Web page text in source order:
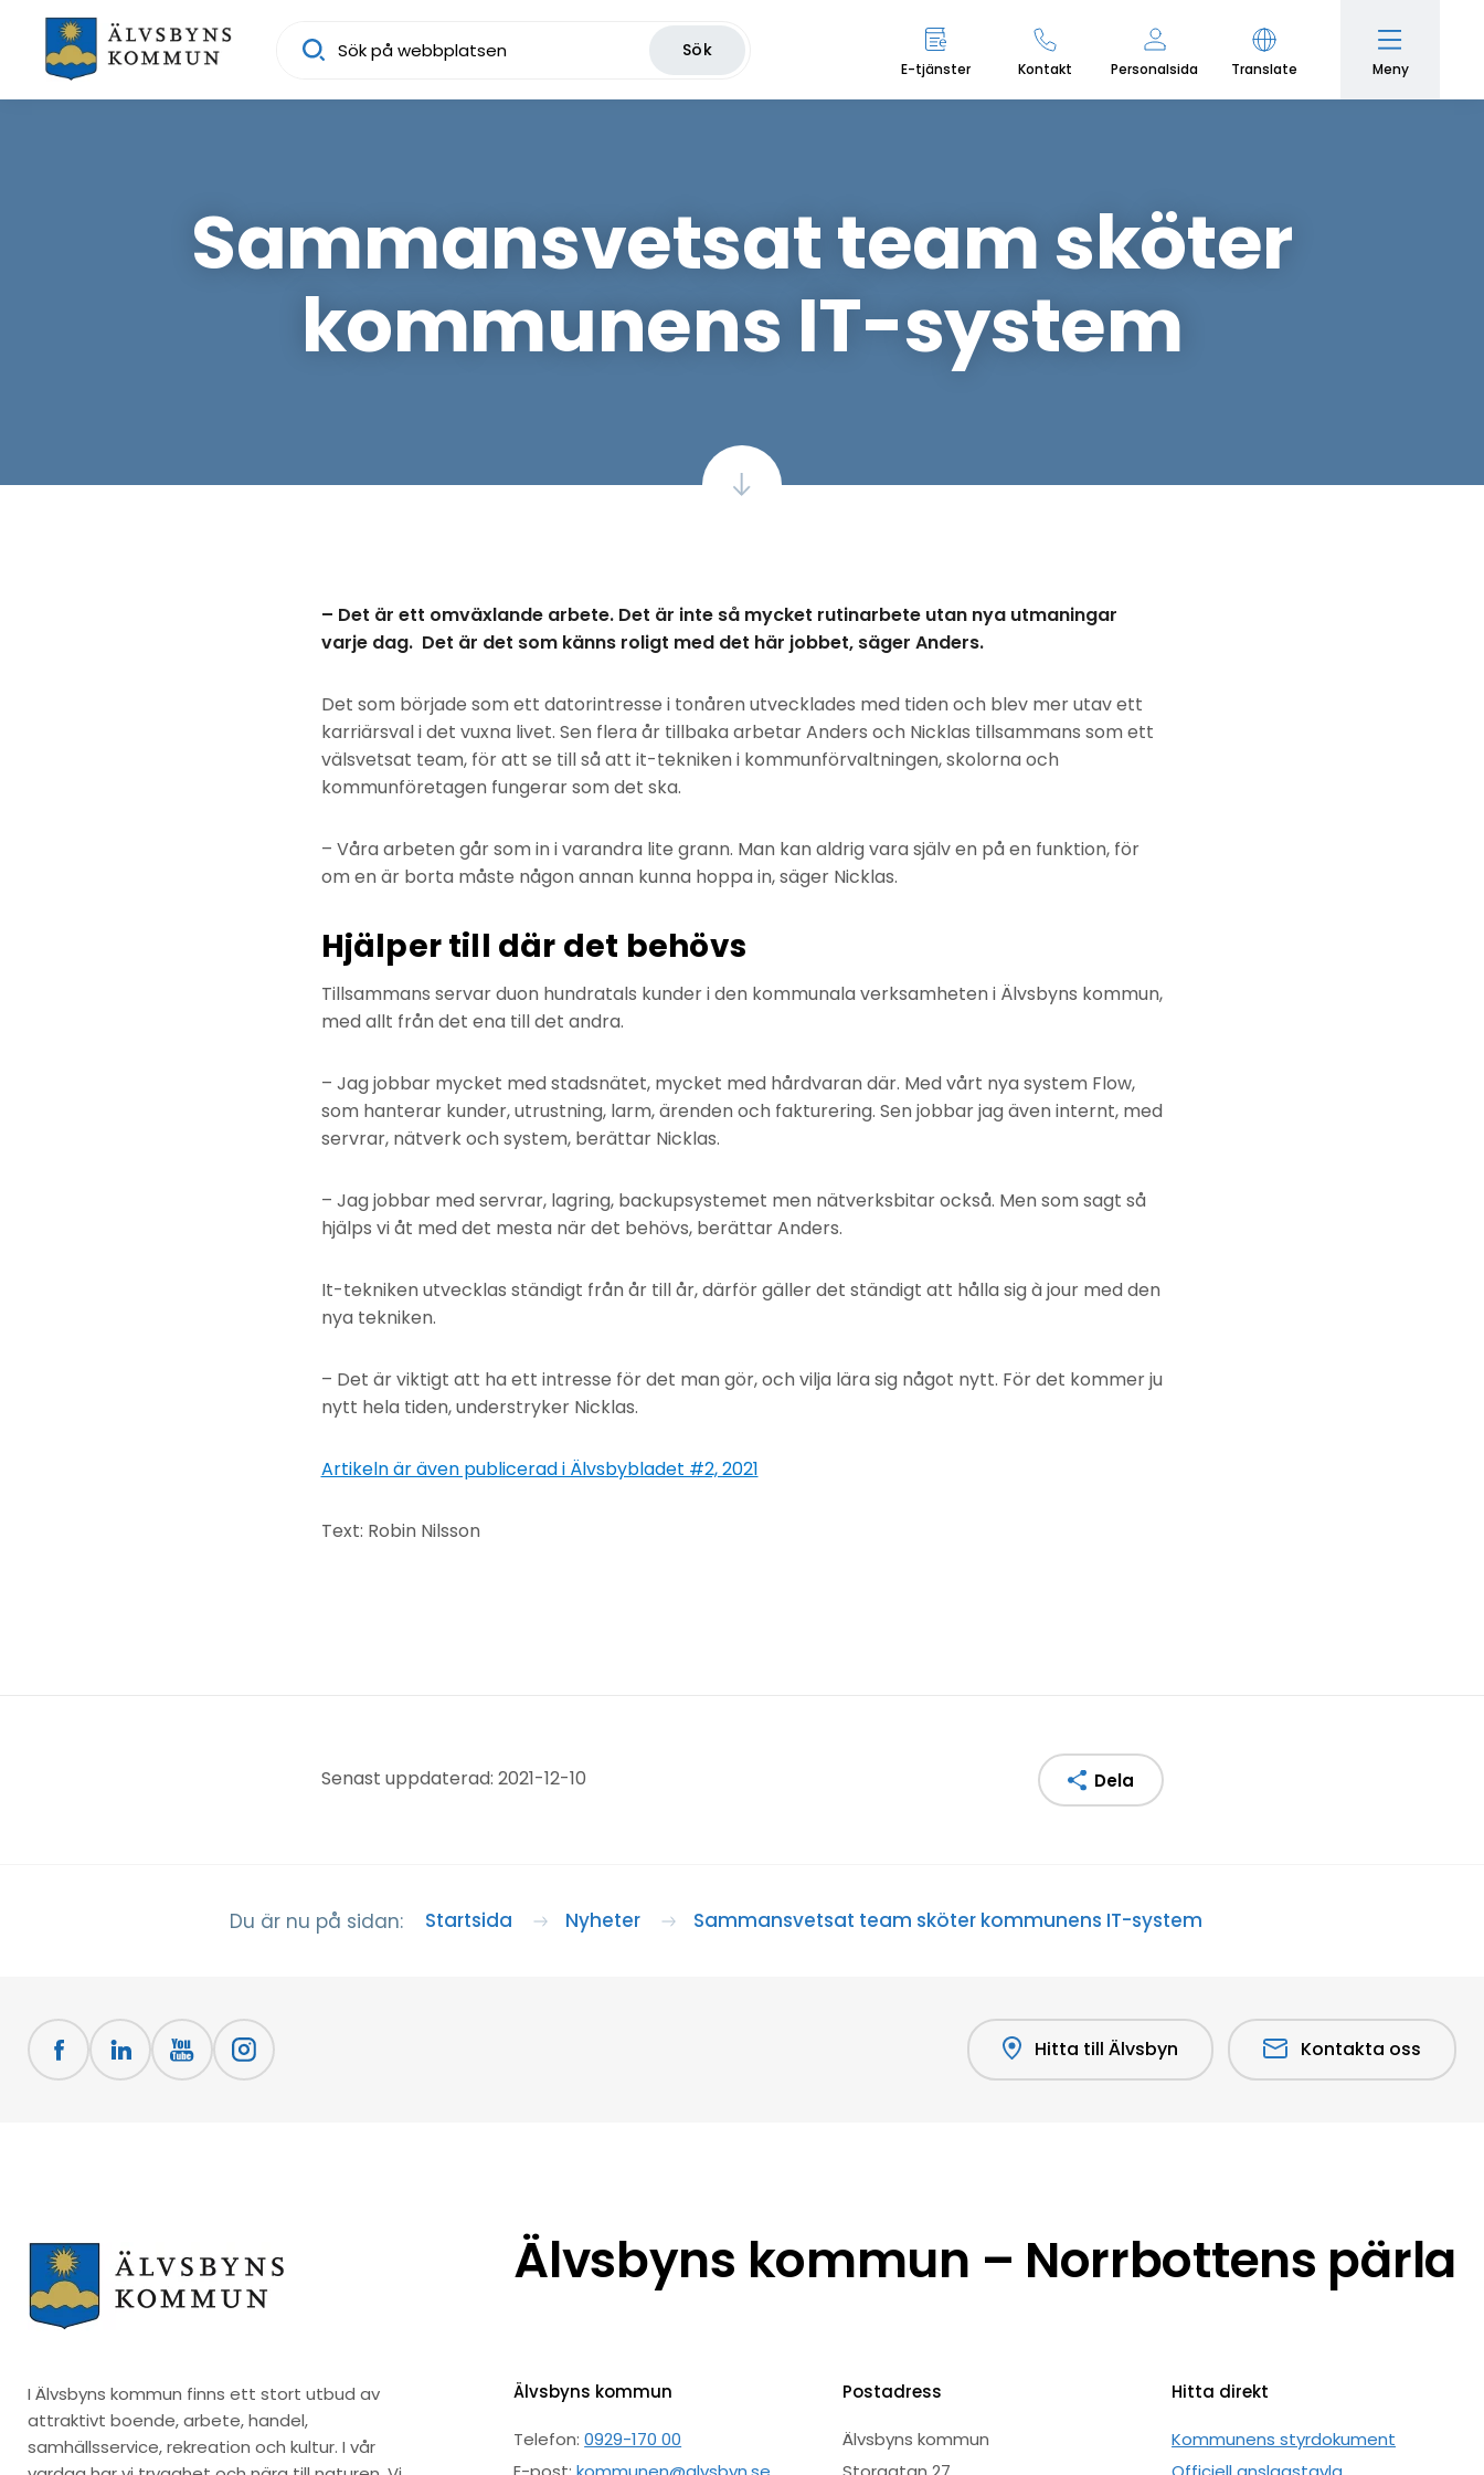
Sök
E-tjänster Kontakt Personalsida Translate Meny
Sammansvetsat team sköter
kommunens IT-system
– Det är ett omväxlande arbete. Det är inte så mycket rutinarbete utan nya utmaningar
varje dag. Det är det som känns roligt med det här jobbet, säger Anders.
Det som började som ett datorintresse i tonåren utvecklades med tiden och blev mer utav ett
karriärsval i det vuxna livet. Sen flera år tillbaka arbetar Anders och Nicklas tillsammans som ett
välsvetsat team, för att se till så att it-tekniken i kommunförvaltningen, skolorna och
kommunföretagen fungerar som det ska.
– Våra arbeten går som in i varandra lite grann. Man kan aldrig vara själv en på en funktion, för
om en är borta måste någon annan kunna hoppa in, säger Nicklas.
Hjälper till där det behövs
Tillsammans servar duon hundratals kunder i den kommunala verksamheten i Älvsbyns kommun,
med allt från det ena till det andra.
– Jag jobbar mycket med stadsnätet, mycket med hårdvaran där. Med vårt nya system Flow,
som hanterar kunder, utrustning, larm, ärenden och fakturering. Sen jobbar jag även internt, med
servrar, nätverk och system, berättar Nicklas.
– Jag jobbar med servrar, lagring, backupsystemet men nätverksbitar också. Men som sagt så
hjälps vi åt med det mesta när det behövs, berättar Anders.
It-tekniken utvecklas ständigt från år till år, därför gäller det ständigt att hålla sig à jour med den
nya tekniken.
– Det är viktigt att ha ett intresse för det man gör, och vilja lära sig något nytt. För det kommer ju
nytt hela tiden, understryker Nicklas.
Artikeln är även publicerad i Älvsbybladet #2, 2021
Text: Robin Nilsson
Senast uppdaterad: 2021-12-10 Dela
Du är nu på sidan: Startsida Nyheter Sammansvetsat team sköter kommunens IT-system
Hitta till Älvsbyn Kontakta oss
I Älvsbyns kommun finns ett stort utbud av
attraktivt boende, arbete, handel,
samhällsservice, rekreation och kultur. I vår
Älvsbyns kommun – Norrbottens pärla
Älvsbyns kommun
Telefon:0929-170 00
Postadress
Älvsbyns kommun
Hitta direkt
Kommunens styrdokument